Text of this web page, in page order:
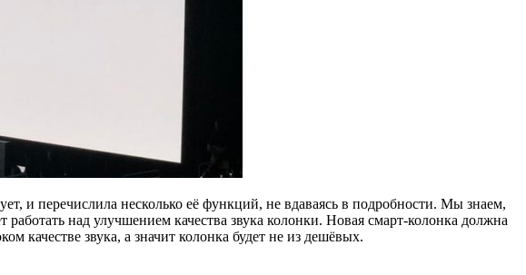
и перечислила несколько её функций, не вдаваясь в подробности. Мы знаем,
над улучшением качества звука колонки. Новая смарт-колонка должна
качестве звука, а значит колонка будет не из дешёвых.